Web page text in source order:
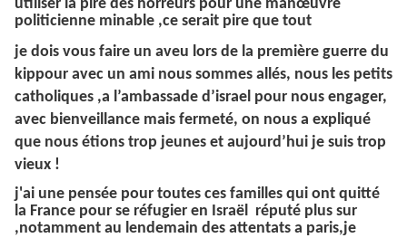
utiliser la pire des horreurs pour une manœuvre
politicienne minable ,ce serait pire que tout
je dois vous faire un aveu lors de la première guerre du
kippour avec un ami nous sommes allés, nous les petits
catholiques ,a l’ambassade d’israel pour nous engager,
avec bienveillance mais fermeté, on nous a expliqué
que nous étions trop jeunes et aujourd’hui je suis trop
vieux !
j'ai une pensée pour toutes ces familles qui ont quitté
la France pour se réfugier en Israël réputé plus sur
,notamment au lendemain des attentats a paris,je